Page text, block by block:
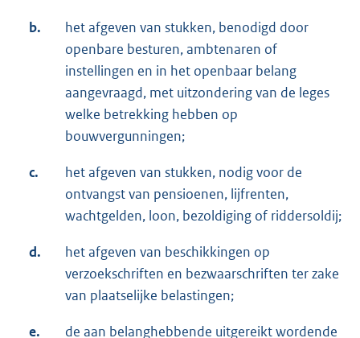
b.
het afgeven van stukken, benodigd door
openbare besturen, ambtenaren of
instellingen en in het openbaar belang
aangevraagd, met uitzondering van de leges
welke betrekking hebben op
bouwvergunningen;
c.
het afgeven van stukken, nodig voor de
ontvangst van pensioenen, lijfrenten,
wachtgelden, loon, bezoldiging of riddersoldij;
d.
het afgeven van beschikkingen op
verzoekschriften en bezwaarschriften ter zake
van plaatselijke belastingen;
e.
de aan belanghebbende uitgereikt wordende